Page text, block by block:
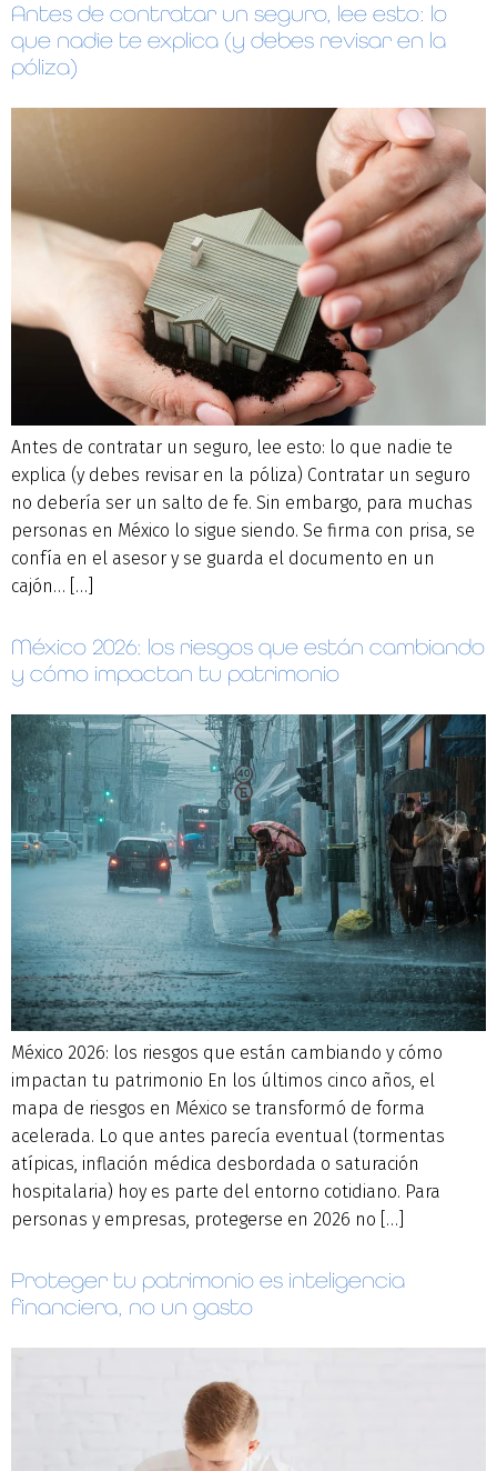
Antes de contratar un seguro, lee esto: lo
que nadie te explica (y debes revisar en la
póliza)
Antes de contratar un seguro, lee esto: lo que nadie te
explica (y debes revisar en la póliza) Contratar un seguro
no debería ser un salto de fe. Sin embargo, para muchas
personas en México lo sigue siendo. Se firma con prisa, se
confía en el asesor y se guarda el documento en un
cajón… […]
México 2026: los riesgos que están cambiando
y cómo impactan tu patrimonio
México 2026: los riesgos que están cambiando y cómo
impactan tu patrimonio En los últimos cinco años, el
mapa de riesgos en México se transformó de forma
acelerada. Lo que antes parecía eventual (tormentas
atípicas, inflación médica desbordada o saturación
hospitalaria) hoy es parte del entorno cotidiano. Para
personas y empresas, protegerse en 2026 no […]
Proteger tu patrimonio es inteligencia
financiera, no un gasto